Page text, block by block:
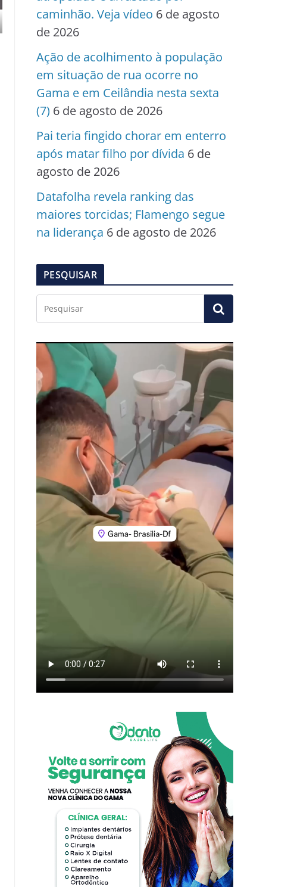
caminhão. Veja vídeo 6 de agosto
de 2026
Ação de acolhimento à população
em situação de rua ocorre no
Gama e em Ceilândia nesta sexta
(7) 6 de agosto de 2026
Pai teria fingido chorar em enterro
após matar filho por dívida 6 de
agosto de 2026
Datafolha revela ranking das
maiores torcidas; Flamengo segue
na liderança 6 de agosto de 2026
PESQUISAR